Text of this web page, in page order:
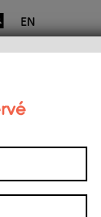
EN